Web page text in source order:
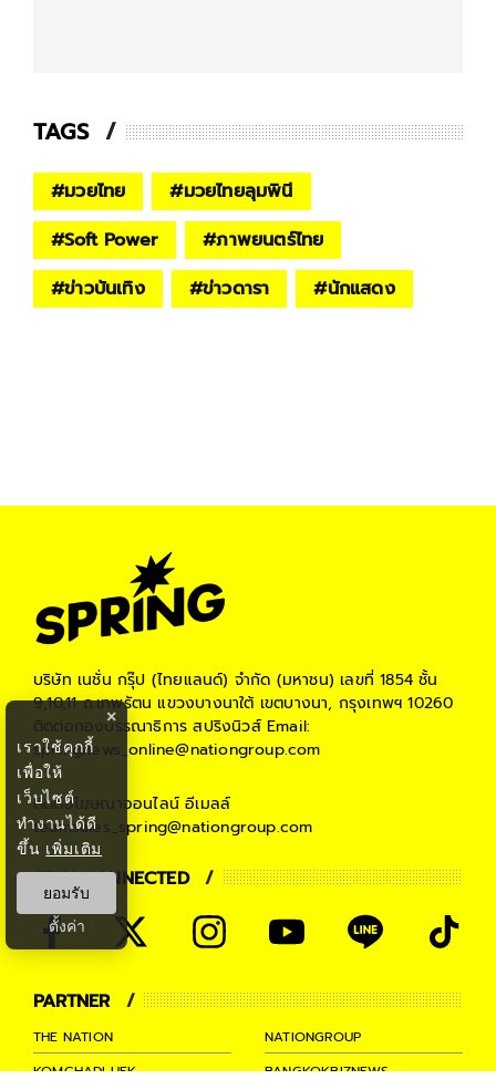
TAGS
#มวยไทย #มวยไทยลุมพินี
#Soft Power #ภาพยนตร์ไทย
#ข่าวบันเทิง #ข่าวดารา #นักแสดง
บริษัท เนชั่น กรุ๊ป (ไทยแลนด์) จำกัด (มหาชน) เลขที่ 1854 ชั้น
9,10,11 ถ.เทพรัตน แขวงบางนาใต้ เขตบางนา, กรุงเทพฯ 10260
ติดต่อกองบรรณาธิการ สปริงนิวส์Email:
springnews_online@nationgroup.com
ติดต่อโฆษณาออนไลน์ อีเมลล์
teamsales_spring@nationgroup.com
STAY CONNECTED
PARTNER
THE NATION
NATIONGROUP
KOMCHADLUEK
BANGKOKBIZNEWS
×
เราใช้คุกกี้
เพื่อให้
เว็บไซต์
ทำงานได้ดี
ขึ้น เพิ่มเติม
ยอมรับ
ตั้งค่า